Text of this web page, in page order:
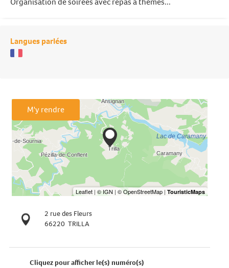
Langues parlées
M'y rendre
2 rue des Fleurs
66220 TRILLA
Cliquez pour afficher le(s) numéro(s)